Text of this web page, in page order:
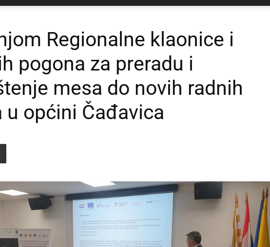
Regionalne klaonice i
pogona za preradu i
mesa do novih radnih
u općini Čađavica